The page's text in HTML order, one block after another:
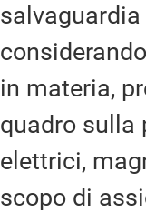
in materia,
quadro sulla
elettrici,
scopo di